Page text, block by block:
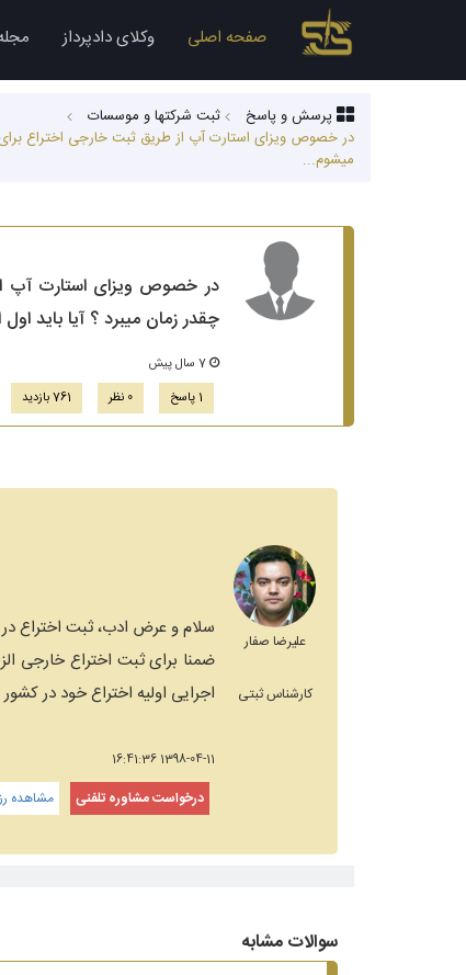
صفحه اصلی وکلای دادپرداز
پرسش و پاسخ
ثبت شرکتها و موسسات
میشوم...
چقدر زمان میبرد ؟ آیا باید
7 سال پیش
1 پاسخ
0 نظر 761 بازدید
علیرضا صفار
کارشناس ثبتی
اجرایی اولیه اختراع خود در
1398-04-11 16:41:36
درخواست مشاوره تلفنی مشاهده
سوالات مشابه